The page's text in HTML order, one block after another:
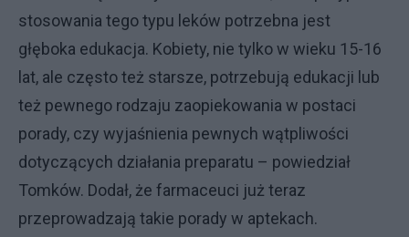
stosowania tego typu leków potrzebna jest
głęboka edukacja. Kobiety, nie tylko w wieku 15-16
lat, ale często też starsze, potrzebują edukacji lub
też pewnego rodzaju zaopiekowania w postaci
porady, czy wyjaśnienia pewnych wątpliwości
dotyczących działania preparatu – powiedział
Tomków. Dodał, że farmaceuci już teraz
przeprowadzają takie porady w aptekach.